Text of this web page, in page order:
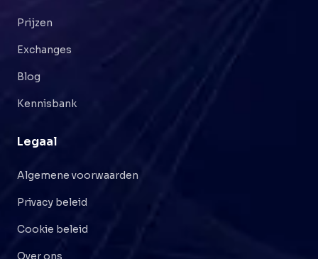
Prijzen
Exchanges
Blog
Kennisbank
Legaal
Algemene voorwaarden
Privacy beleid
Cookie beleid
Over ons